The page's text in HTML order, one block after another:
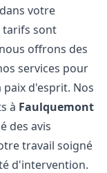
votre
tarifs sont
offrons des
services pour
d'esprit. Nos
à Faulquemont
des avis
travail soigné
d'intervention.